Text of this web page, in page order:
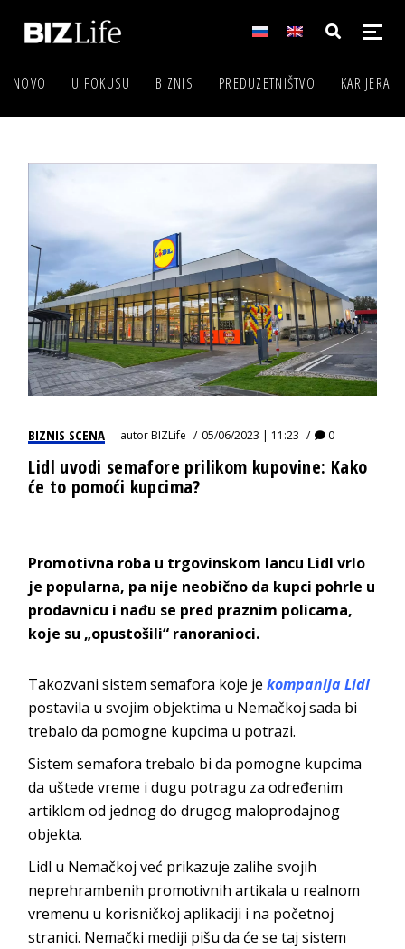
NOVO U FOKUSU BIZNIS PREDUZETNIŠTVO KARIJERA
BIZNIS SCENA autorBIZLife 05/06/2023 | 11:23 0
Lidl uvodi semafore prilikom kupovine: Kako
će to pomoći kupcima?
Promotivna roba u trgovinskom lancu Lidl vrlo
je popularna, pa nije neobično da kupci pohrle u
prodavnicu i nađu se pred praznim policama,
koje su „opustošili“ ranoranioci.
Takozvani sistem semafora koje jekompanija Lidl
postavila u svojim objektima u Nemačkoj sada bi
trebalo da pomogne kupcima u potrazi.
Sistem semafora trebalo bi da pomogne kupcima
da uštede vreme i dugu potragu za određenim
artiklom od jednog do drugog maloprodajnog
objekta.
Lidl u Nemačkoj već prikazuje zalihe svojih
neprehrambenih promotivnih artikala u realnom
vremenu u korisničkoj aplikaciji i na početnoj
stranici. Nemački mediji pišu da će se taj sistem